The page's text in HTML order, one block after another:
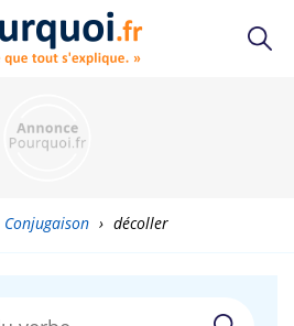
Conjugaison › décoller